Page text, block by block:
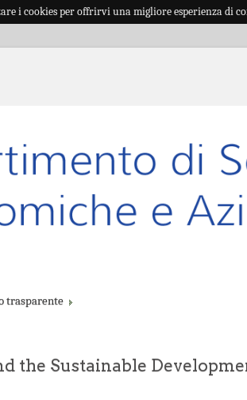
i cookies per offrirvi una migliore esperienza di
trasparente
the Sustainable